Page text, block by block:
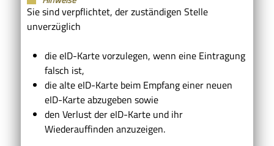
Sie sind verpflichtet, der zuständigen Stelle
unverzüglich
die eID-Karte vorzulegen, wenn eine Eintragung
falsch ist,
die alte eID-Karte beim Empfang einer neuen
eID-Karte abzugeben sowie
den Verlust der eID-Karte und ihr
Wiederauffinden anzuzeigen.